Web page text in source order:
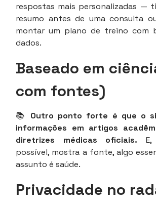
respostas mais personalizadas —
resumo antes de uma consulta
montar um plano de treino com
dados.
Baseado em
com fontes)
📚 Outro ponto forte é que o
informações em artigos
diretrizes médicas oficiais. E,
possível, mostra a fonte, algo
assunto é saúde.
Privacidade no